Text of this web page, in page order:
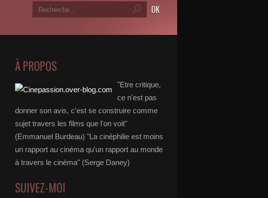
À PROPOS
"Etre critique,
ce n'est pas
donner son avis, c'est se construire comme
sujet travers les films que l'on voit"
(Emmanuel Burdeau) "La cinéphilie est moins
un rapport au cinéma qu'un rapport au monde
à travers le cinéma" (Serge Daney)
SUIVEZ-MOI